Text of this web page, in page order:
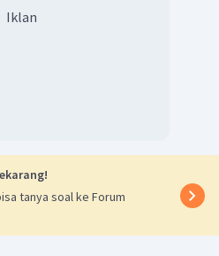
Iklan
tanya soal ke Forum